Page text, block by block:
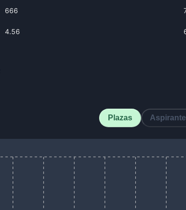
666
4.56
Plazas